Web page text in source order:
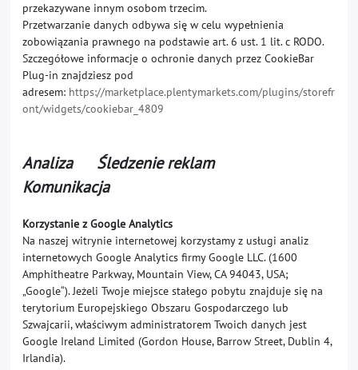
przekazywane innym osobom trzecim.
Przetwarzanie danych odbywa się w celu wypełnienia
zobowiązania prawnego na podstawie art. 6 ust. 1 lit. c RODO.
Szczegółowe informacje o ochronie danych przez CookieBar
Plug-in znajdziesz pod
adresem: https://marketplace.plentymarkets.com/plugins/storefr
ont/widgets/cookiebar_4809
Analiza Śledzenie reklam
Komunikacja
Korzystanie z Google Analytics
Na naszej witrynie internetowej korzystamy z usługi analiz
internetowych Google Analytics firmy Google LLC. (1600
Amphitheatre Parkway, Mountain View, CA 94043, USA;
„Google“). Jeżeli Twoje miejsce stałego pobytu znajduje się na
terytorium Europejskiego Obszaru Gospodarczego lub
Szwajcarii, właściwym administratorem Twoich danych jest
Google Ireland Limited (Gordon House, Barrow Street, Dublin 4,
Irlandia).